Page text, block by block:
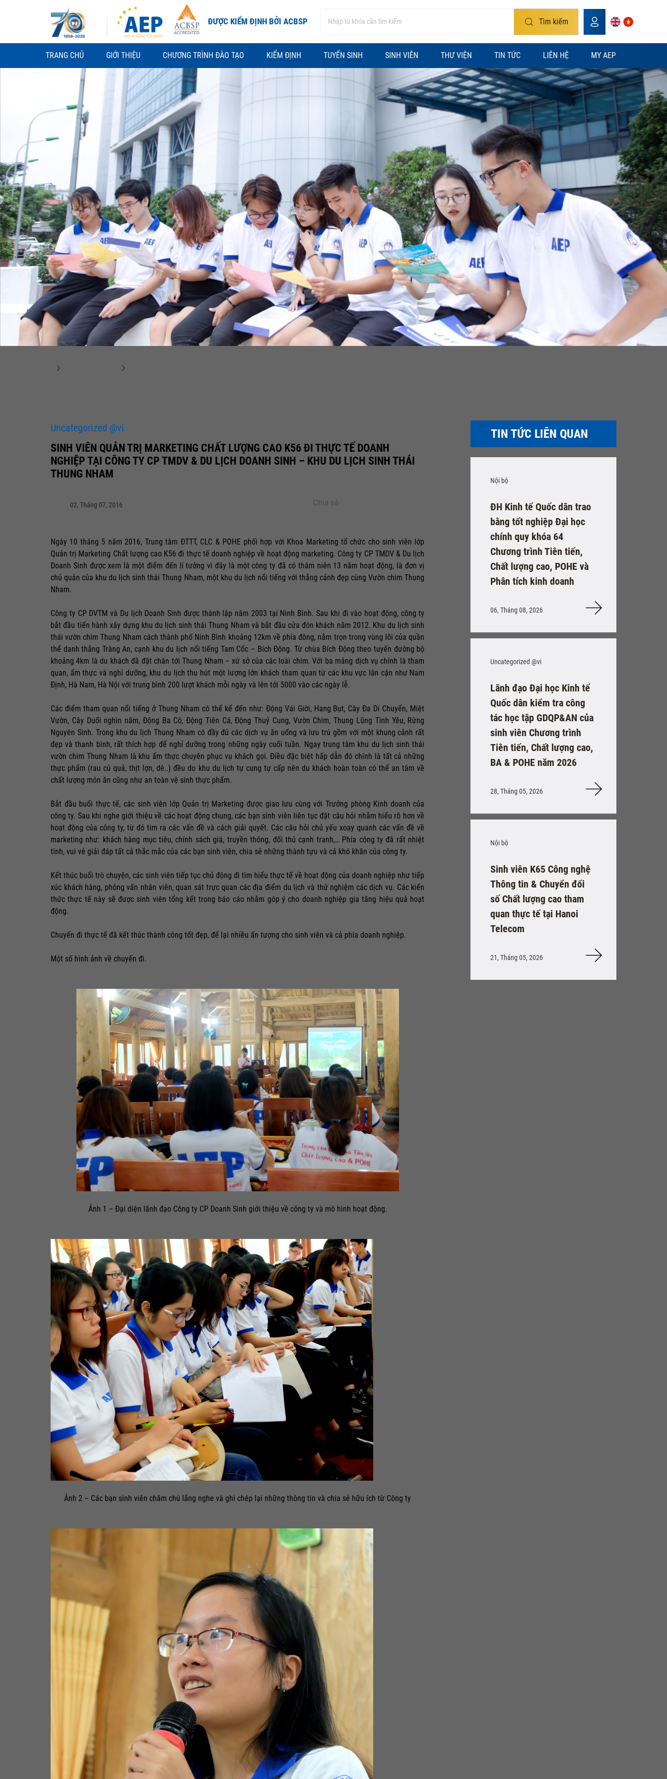
ĐƯỢC KIỂM ĐỊNH BỞI ACBSP Tìm kiếm
TRANG CHỦ GIỚI THIỆU CHƯƠNG TRÌNH ĐÀO TẠO KIỂM ĐỊNH TUYỂN SINH SINH VIÊN THƯ VIỆN TIN TỨC LIÊN HỆ MY AEP
Uncategorized @vi
SINH VIÊN QUẢN TRỊ MARKETING CHẤT LƯỢNG CAO K56 ĐI THỰC TẾ DOANH
NGHIỆP TẠI CÔNG TY CP TMDV & DU LỊCH DOANH SINH – KHU DU LỊCH SINH THÁI
THUNG NHAM
02, Tháng 07, 2016 Chia sẻ
Ngày 10 tháng 5 năm 2016, Trung tâm ĐTTT, CLC & POHE phối hợp với Khoa Marketing tổ chức cho sinh viên lớp
Quản trị Marketing Chất lượng cao K56 đi thực tế doanh nghiệp về hoạt động marketing. Công ty CP TMDV & Du lịch
Doanh Sinh được xem là một điểm đến lí tưởng vì đây là một công ty đã có thâm niên 13 năm hoạt động, là đơn vị
chủ quản của khu du lịch sinh thái Thung Nham, một khu du lịch nổi tiếng với thắng cảnh đẹp cùng Vườn chim Thung
Nham.
Công ty CP DVTM và Du lịch Doanh Sinh được thành lập năm 2003 tại Ninh Bình. Sau khi đi vào hoạt động, công ty
bắt đầu tiến hành xây dựng khu du lịch sinh thái Thung Nham và bắt đầu cửa đón khách năm 2012. Khu du lịch sinh
thái vườn chim Thung Nham cách thành phố Ninh Bình khoảng 12km về phía đông, nằm trọn trong vùng lõi của quần
thể danh thắng Tràng An, cạnh khu du lịch nổi tiếng Tam Cốc – Bích Động. Từ chùa Bích Động theo tuyến đường bộ
khoảng 4km là du khách đã đặt chân tới Thung Nham – xứ sở của các loài chim. Với ba mảng dịch vụ chính là tham
quan, ẩm thực và nghỉ dưỡng, khu du lịch thu hút một lượng lớn khách tham quan từ các khu vực lân cận như Nam
Định, Hà Nam, Hà Nội với trung bình 200 lượt khách mỗi ngày và lên tới 5000 vào các ngày lễ.
Các điểm tham quan nổi tiếng ở Thung Nham có thể kể đến như: Động Vái Giời, Hang Bụt, Cây Đa Di Chuyển, Miệt
Vườn, Cây Duối nghìn năm, Động Ba Cô, Động Tiên Cá, Động Thuỷ Cung, Vườn Chim, Thung Lũng Tình Yêu, Rừng
Nguyên Sinh. Trong khu du lịch Thung Nham có đầy đủ các dịch vụ ăn uống và lưu trú gồm với một khung cảnh rất
đẹp và thanh bình, rất thích hợp để nghỉ dưỡng trong những ngày cuối tuần. Ngay trung tâm khu du lịch sinh thái
vườn chim Thung Nham là khu ẩm thực chuyên phục vụ khách gọi. Điều đặc biệt hấp dẫn đó chính là tất cả những
thực phẩm (rau củ quả, thịt lợn, dê..) đều do khu du lịch tự cung tự cấp nên du khách hoàn toàn có thể an tâm về
chất lượng món ăn cũng như an toàn vệ sinh thực phẩm.
Bắt đầu buổi thực tế, các sinh viên lớp Quản trị Marketing được giao lưu cùng với Trưởng phòng Kinh doanh của
công ty. Sau khi nghe giới thiệu về các hoạt động chung, các bạn sinh viên liên tục đặt câu hỏi nhằm hiểu rõ hơn về
hoạt động của công ty, từ đó tim ra các vấn đề và cách giải quyết. Các câu hỏi chủ yếu xoay quanh các vấn đề về
marketing như: khách hàng mục tiêu, chính sách giá, truyền thông, đối thủ cạnh tranh,… Phía công ty đã rất nhiệt
tình, vui vẻ giải đáp tất cả thắc mắc của các bạn sinh viên, chia sẻ những thành tựu và cả khó khăn của công ty.
Kết thúc buổi trò chuyện, các sinh viên tiếp tục chủ động đi tìm hiểu thực tế về hoạt động của doanh nghiệp như tiếp
xúc khách hàng, phỏng vấn nhân viên, quan sát trực quan các địa điểm du lịch và thử nghiệm các dịch vụ. Các kiến
thức thực tế này sẽ được sinh viên tổng kết trong báo cáo nhằm góp ý cho doanh nghiệp gia tăng hiệu quả hoạt
động.
Chuyến đi thực tế đã kết thúc thành công tốt đẹp, để lại nhiều ấn tượng cho sinh viên và cả phía doanh nghiệp.
Một số hình ảnh về chuyến đi.
Ảnh 1 – Đại diện lãnh đạo Công ty CP Doanh Sinh giới thiệu về công ty và mô hình hoạt động.
Ảnh 2 – Các bạn sinh viên chăm chú lắng nghe và ghi chép lại những thông tin và chia sẻ hữu ích từ Công ty
TIN TỨC LIÊN QUAN
Nội bộ
ĐH Kinh tế Quốc dân trao
bằng tốt nghiệp Đại học
chính quy khóa 64
Chương trình Tiên tiến,
Chất lượng cao, POHE và
Phân tích kinh doanh
06, Tháng 08, 2026
Uncategorized @vi
Lãnh đạo Đại học Kinh tế
Quốc dân kiểm tra công
tác học tập GDQP&AN của
sinh viên Chương trình
Tiên tiến, Chất lượng cao,
BA & POHE năm 2026
28, Tháng 05, 2026
Nội bộ
Sinh viên K65 Công nghệ
Thông tin & Chuyển đổi
số Chất lượng cao tham
quan thực tế tại Hanoi
Telecom
21, Tháng 05, 2026